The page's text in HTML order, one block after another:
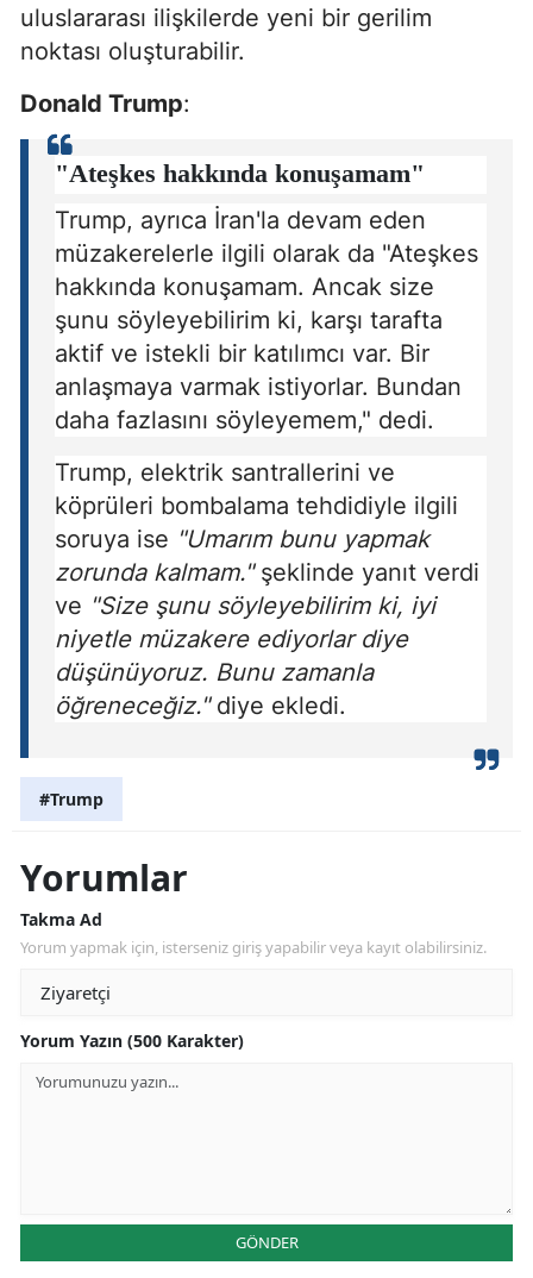
uluslararası ilişkilerde yeni bir gerilim
noktası oluşturabilir.
Donald Trump:
"Ateşkes hakkında konuşamam"
Trump, ayrıca İran'la devam eden
müzakerelerle ilgili olarak da "Ateşkes
hakkında konuşamam. Ancak size
şunu söyleyebilirim ki, karşı tarafta
aktif ve istekli bir katılımcı var. Bir
anlaşmaya varmak istiyorlar. Bundan
daha fazlasını söyleyemem," dedi.
Trump, elektrik santrallerini ve
köprüleri bombalama tehdidiyle ilgili
soruya ise "Umarım bunu yapmak
zorunda kalmam."şeklinde yanıt verdi
ve "Size şunu söyleyebilirim ki, iyi
niyetle müzakere ediyorlar diye
düşünüyoruz. Bunu zamanla
öğreneceğiz."diye ekledi.
#Trump
Yorumlar
Takma Ad
Yorum yapmak için, isterseniz giriş yapabilir veya kayıt olabilirsiniz.
Yorum Yazın (500 Karakter)
GÖNDER